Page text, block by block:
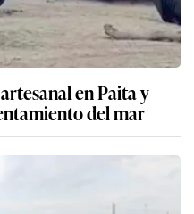
en Paita y
del mar